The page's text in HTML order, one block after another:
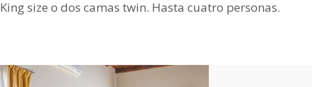
King size o dos camas twin. Hasta cuatro personas.